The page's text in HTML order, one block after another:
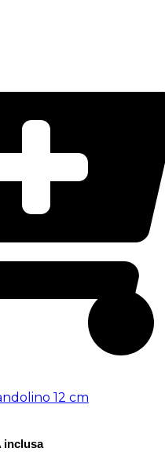
12 cm
inclusa